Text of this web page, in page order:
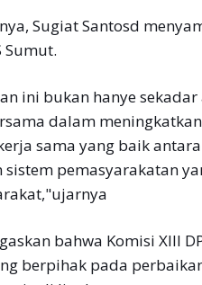
Sugiat Santosd
Sumut.
ini bukan hanye
dalam
sama yang baik
pemasyarakatan
bahwa Komisi XIll
berpihak pada